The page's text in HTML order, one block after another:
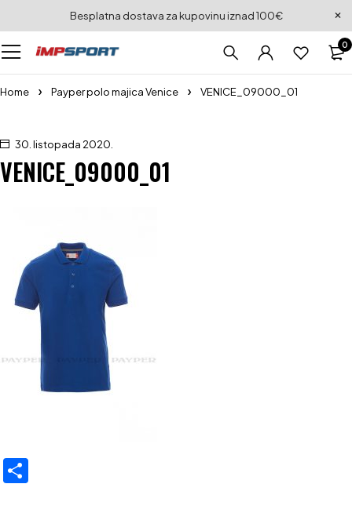
Besplatna dostava za kupovinu iznad 100€
0
Home Payper polo majica Venice VENICE_09000_01
30. listopada 2020.
VENICE_09000_01